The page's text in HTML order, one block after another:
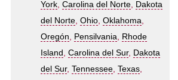
York, Carolina del Norte, Dakota
del Norte, Ohio, Oklahoma,
Oregón, Pensilvania, Rhode
Island , Carolina del Sur, Dakota
del Sur, Tennessee, Texas,